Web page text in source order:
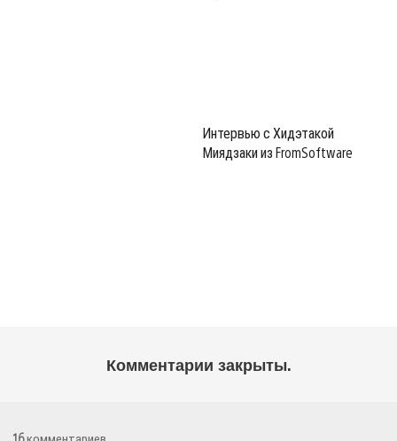
Интервью с Хидэтакой
Миядзаки из FromSoftware
Комментарии закрыты.